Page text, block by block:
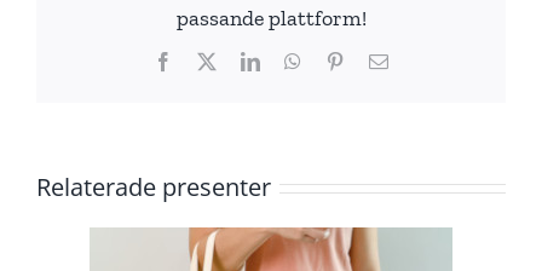
passande plattform!
Facebook LinkedInWhatsApp
Pinterest
E-
Relaterade presenter